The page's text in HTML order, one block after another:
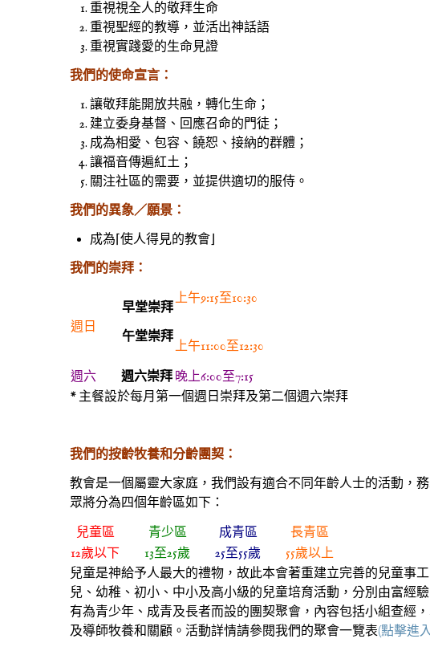
重視視全人的敬拜生命
重視聖經的教導，並活出神話語
重視實踐愛的生命見證
我們的使命宣言：
讓敬拜能開放共融，轉化生命；
建立委身基督、回應召命的門徒；
成為相愛、包容、饒恕、接納的群體；
讓福音傳遍紅土；
關注社區的需要，並提供適切的服侍。
我們的異象／願景：
成為⌈使人得見的教會⌋
我們的崇拜：
週日
早堂崇拜
午堂崇拜
上午9:15至10:30
上午11:00至12:30
週六
週六崇拜 晚上6:00至7:15
* 主餐設於每月第一個週日崇拜及第二個週六崇拜
我們的按齡牧養和分齡團契：
教會是一個屬靈大家庭，我們設有適合不同年齡人士的活動，
眾將分為四個年齡區如下：
兒童區
青少區 成青區
長青區
12歲以下
13至25歲 25至55歲
55歲以上
兒童是神給予人最大的禮物，故此本會著重建立完善的兒童事
兒、幼稚、初小、中小及高小級的兒童培育活動，分別由富經
有為青少年、成青及長者而設的團契聚會，內容包括小組查經
及導師牧養和關顧。活動詳情請參閱我們的聚會一覽表(點擊進